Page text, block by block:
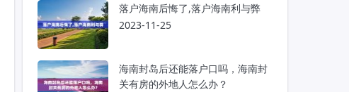
落户海南后悔了,落户海南利与弊
2023-11-25
海南封岛后还能落户口吗，海南封
关有房的外地人怎么办？